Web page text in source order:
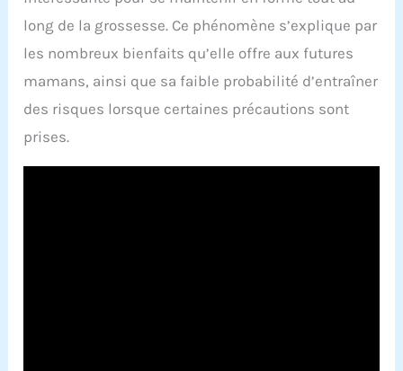
long de la grossesse. Ce phénomène s’explique par
les nombreux bienfaits qu’elle offre aux futures
mamans, ainsi que sa faible probabilité d’entraîner
des risques lorsque certaines précautions sont
prises.